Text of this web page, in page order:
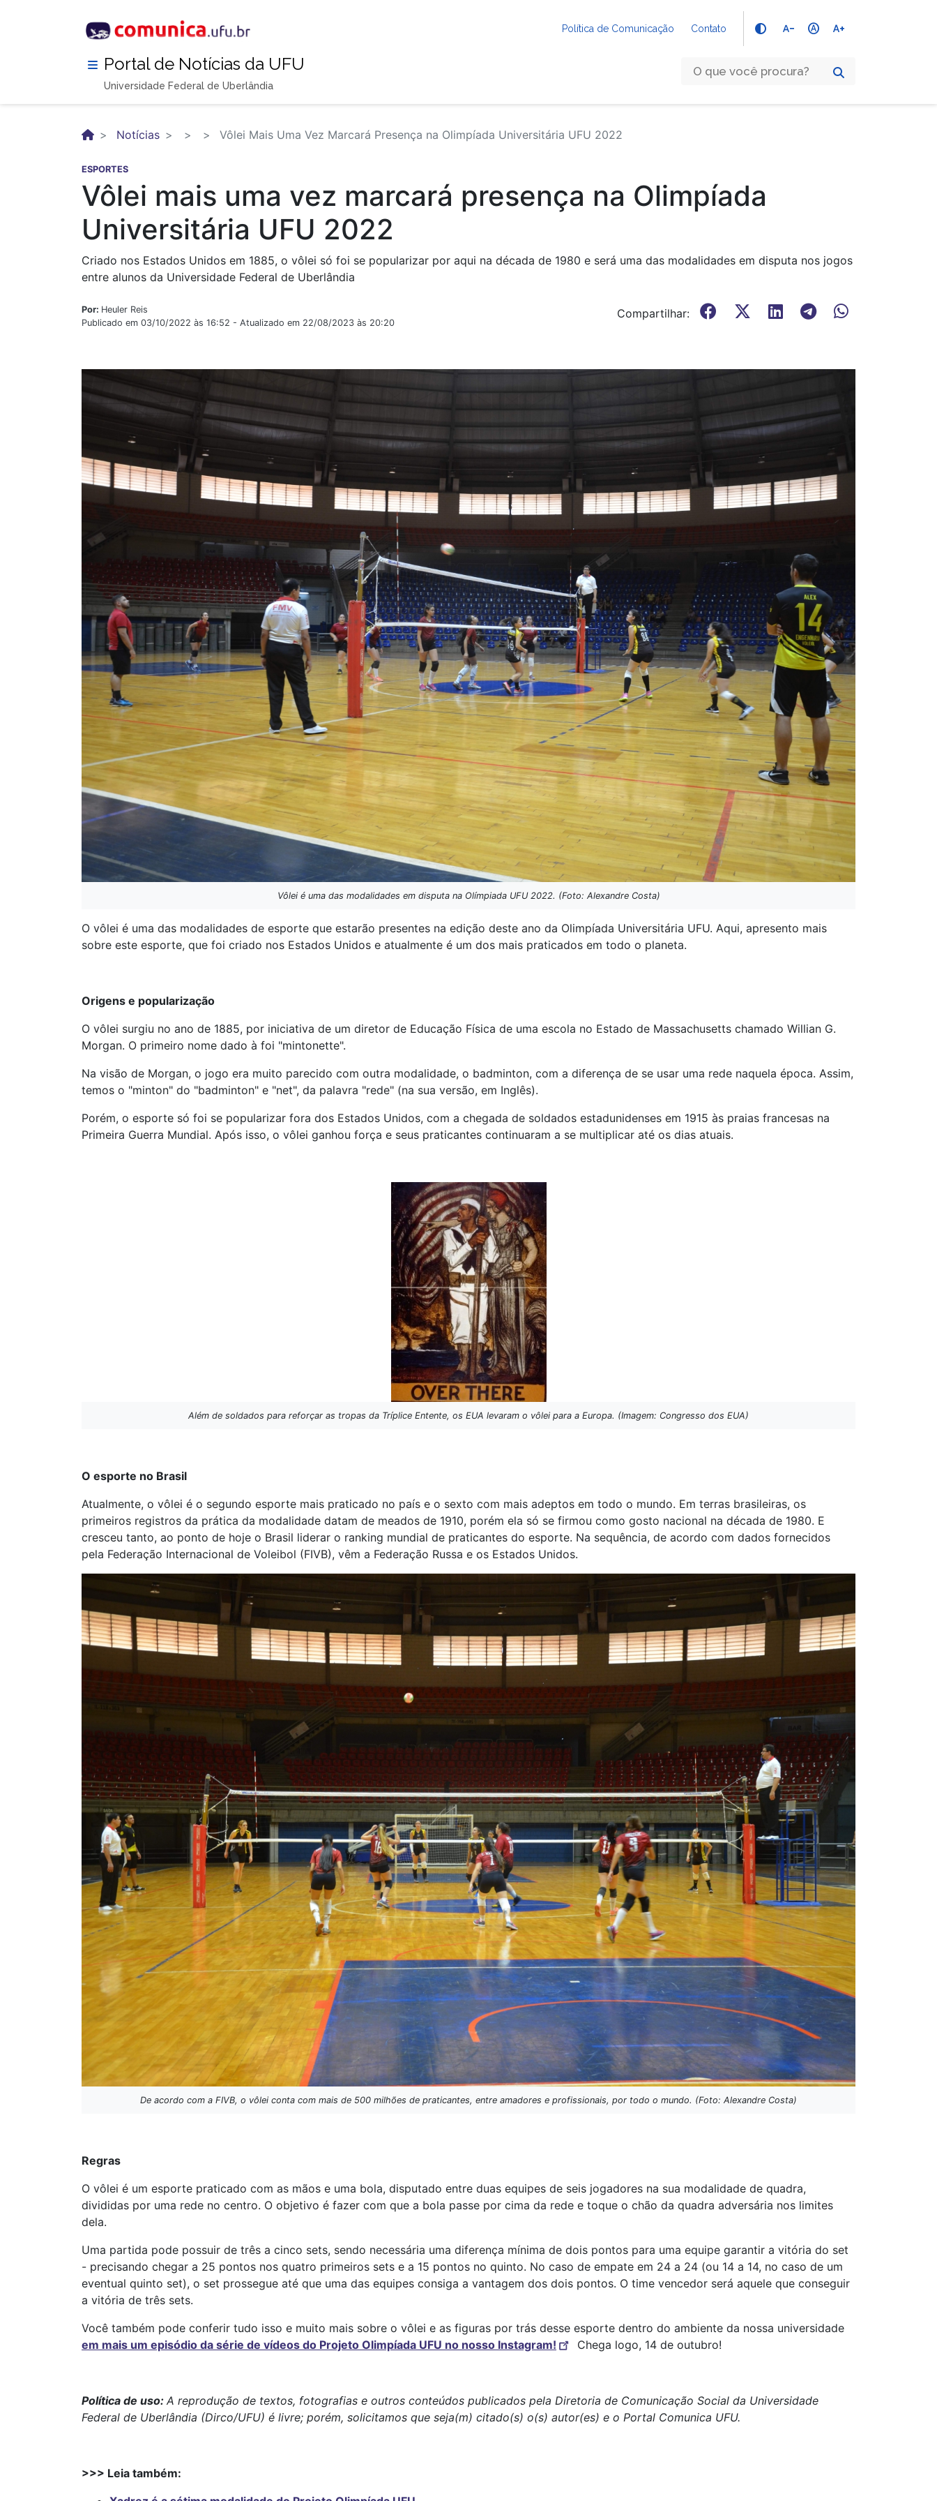
Política de Comunicação Contato text_decrease hdr_auto text_increase
Portal de Notícias da UFU
Universidade Federal de Uberlândia
Notícias Vôlei Mais Uma Vez Marcará Presença na Olimpíada Universitária UFU 2022
ESPORTES
Vôlei mais uma vez marcará presença na Olimpíada
Universitária UFU 2022
Criado nos Estados Unidos em 1885, o vôlei só foi se popularizar por aqui na década de 1980 e será uma das modalidades em disputa nos jogos
entre alunos da Universidade Federal de Uberlândia
Por: Heuler Reis
Publicado em 03/10/2022 às 16:52 - Atualizado em 22/08/2023 às 20:20
Compartilhar:
Vôlei é uma das modalidades em disputa na Olímpiada UFU 2022. (Foto: Alexandre Costa)
O vôlei é uma das modalidades de esporte que estarão presentes na edição deste ano da Olimpíada Universitária UFU. Aqui, apresento mais
sobre este esporte, que foi criado nos Estados Unidos e atualmente é um dos mais praticados em todo o planeta.
Origens e popularização
O vôlei surgiu no ano de 1885, por iniciativa de um diretor de Educação Física de uma escola no Estado de Massachusetts chamado Willian G.
Morgan. O primeiro nome dado à foi "mintonette".
Na visão de Morgan, o jogo era muito parecido com outra modalidade, o badminton, com a diferença de se usar uma rede naquela época. Assim,
temos o "minton" do "badminton" e "net", da palavra "rede" (na sua versão, em Inglês).
Porém, o esporte só foi se popularizar fora dos Estados Unidos, com a chegada de soldados estadunidenses em 1915 às praias francesas na
Primeira Guerra Mundial. Após isso, o vôlei ganhou força e seus praticantes continuaram a se multiplicar até os dias atuais.
Além de soldados para reforçar as tropas da Tríplice Entente, os EUA levaram o vôlei para a Europa. (Imagem: Congresso dos EUA)
O esporte no Brasil
Atualmente, o vôlei é o segundo esporte mais praticado no país e o sexto com mais adeptos em todo o mundo. Em terras brasileiras, os
primeiros registros da prática da modalidade datam de meados de 1910, porém ela só se firmou como gosto nacional na década de 1980. E
cresceu tanto, ao ponto de hoje o Brasil liderar o ranking mundial de praticantes do esporte. Na sequência, de acordo com dados fornecidos
pela Federação Internacional de Voleibol (FIVB), vêm a Federação Russa e os Estados Unidos.
De acordo com a FIVB, o vôlei conta com mais de 500 milhões de praticantes, entre amadores e profissionais, por todo o mundo. (Foto: Alexandre Costa)
Regras
O vôlei é um esporte praticado com as mãos e uma bola, disputado entre duas equipes de seis jogadores na sua modalidade de quadra,
divididas por uma rede no centro. O objetivo é fazer com que a bola passe por cima da rede e toque o chão da quadra adversária nos limites
dela.
Uma partida pode possuir de três a cinco sets, sendo necessária uma diferença mínima de dois pontos para uma equipe garantir a vitória do set
- precisando chegar a 25 pontos nos quatro primeiros sets e a 15 pontos no quinto. No caso de empate em 24 a 24 (ou 14 a 14, no caso de um
eventual quinto set), o set prossegue até que uma das equipes consiga a vantagem dos dois pontos. O time vencedor será aquele que conseguir
a vitória de três sets.
Você também pode conferir tudo isso e muito mais sobre o vôlei e as figuras por trás desse esporte dentro do ambiente da nossa universidade
em mais um episódio da série de vídeos do Projeto Olimpíada UFU no nosso Instagram!
Chega logo, 14 de outubro!
Política de uso: A reprodução de textos, fotografias e outros conteúdos publicados pela Diretoria de Comunicação Social da Universidade
Federal de Uberlândia (Dirco/UFU) é livre; porém, solicitamos que seja(m) citado(s) o(s) autor(es) e o Portal Comunica UFU.
>>> Leia também: